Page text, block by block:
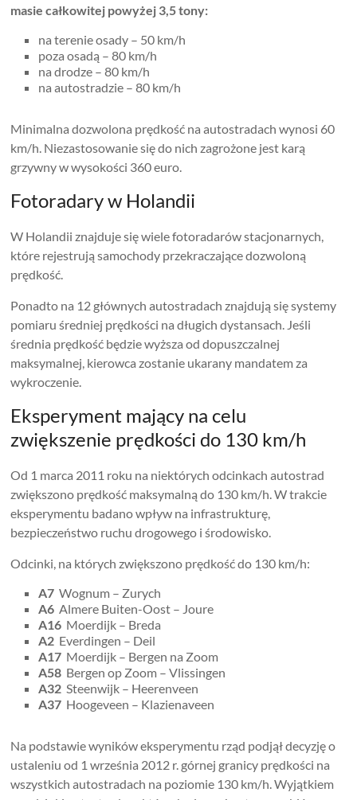
masie całkowitej powyżej 3,5 tony:
na terenie osady – 50 km/h
poza osadą – 80 km/h
na drodze – 80 km/h
na autostradzie – 80 km/h
Minimalna dozwolona prędkość na autostradach wynosi 60
km/h. Niezastosowanie się do nich zagrożone jest karą
grzywny w wysokości 360 euro.
Fotoradary w Holandii
W Holandii znajduje się wiele fotoradarów stacjonarnych,
które rejestrują samochody przekraczające dozwoloną
prędkość.
Ponadto na 12 głównych autostradach znajdują się systemy
pomiaru średniej prędkości na długich dystansach. Jeśli
średnia prędkość będzie wyższa od dopuszczalnej
maksymalnej, kierowca zostanie ukarany mandatem za
wykroczenie.
Eksperyment mający na celu
zwiększenie prędkości do 130 km/h
Od 1 marca 2011 roku na niektórych odcinkach autostrad
zwiększono prędkość maksymalną do 130 km/h. W trakcie
eksperymentu badano wpływ na infrastrukturę,
bezpieczeństwo ruchu drogowego i środowisko.
Odcinki, na których zwiększono prędkość do 130 km/h:
A7 Wognum – Zurych
A6 Almere Buiten-Oost – Joure
A16 Moerdijk – Breda
A2 Everdingen – Deil
A17 Moerdijk – Bergen na Zoom
A58 Bergen op Zoom – Vlissingen
A32 Steenwijk – Heerenveen
A37 Hoogeveen – Klazienaveen
Na podstawie wyników eksperymentu rząd podjął decyzję o
ustaleniu od 1 września 2012 r. górnej granicy prędkości na
wszystkich autostradach na poziomie 130 km/h. Wyjątkiem